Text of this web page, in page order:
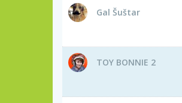
Gal Šuštar
TOY BONNIE 2